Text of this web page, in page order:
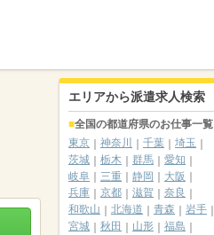
エリアから派遣求人検索
全国の都道府県のお仕事一覧
東京
神奈川 千葉
埼玉
茨城
栃木 群馬
愛知
岐阜
三重 静岡
大阪
兵庫
京都 滋賀
奈良
和歌山
北海道 青森
岩手
宮城
秋田 山形
福島